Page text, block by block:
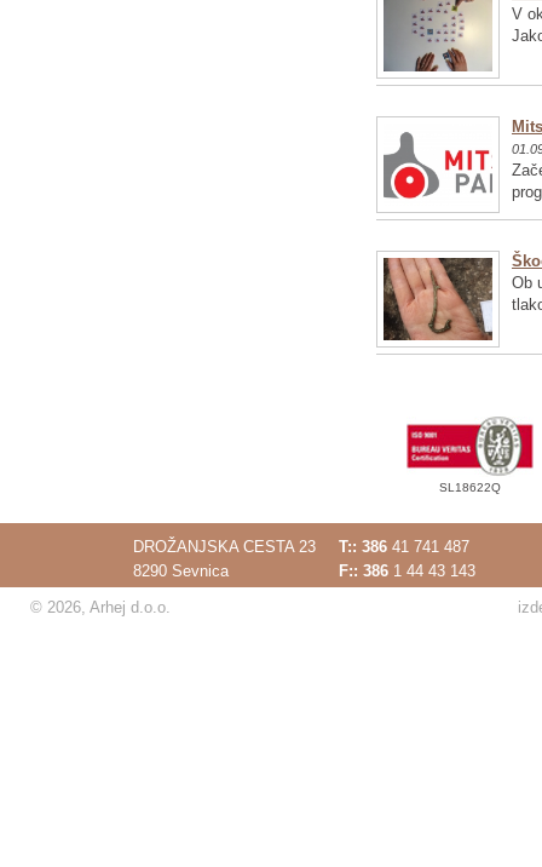
V
Ob
SL18622Q
DROŽANJSKA CESTA 23
8290 Sevnica
T:: 386 41 741 487
F:: 386 1 44 43 143
© 2026, Arhej d.o.o.